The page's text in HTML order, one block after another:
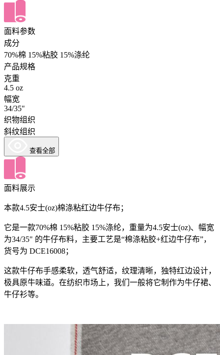
面料参数
成分
70%棉 15%粘胶 15%涤纶
产品规格
克重
4.5 oz
幅宽
34/35"
织物组织
斜纹组织
查看全部
面料展示
本款4.5安士(oz)棉涤粘红边牛仔布；
它是一款70%棉 15%粘胶 15%涤纶，重量为4.5安士(oz)、幅宽
为34/35" 的牛仔布料，主要工艺是“棉涤粘胶+红边牛仔布”，
货号为 DCE16008；
这款牛仔布手感柔软，透气舒适，纹理清晰，独特红边设计，
极具原牛味道。在纺织市场上，我们一般将它制作为牛仔裙、
牛仔衫等。